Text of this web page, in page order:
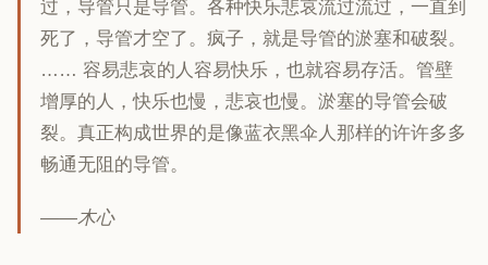
过，导管只是导管。各种快乐悲哀流过流过，一直到
死了，导管才空了。疯子，就是导管的淤塞和破裂。
…… 容易悲哀的人容易快乐，也就容易存活。管壁
增厚的人，快乐也慢，悲哀也慢。淤塞的导管会破
裂。真正构成世界的是像蓝衣黑伞人那样的许许多多
畅通无阻的导管。
——木心